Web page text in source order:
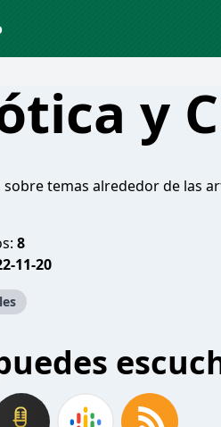
y
temas alrededor de las
8
11-20